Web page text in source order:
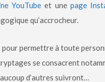
YouTubeet une page
qu’accrocheur.
permettre à toute
se consacrent
d’autres suivront…